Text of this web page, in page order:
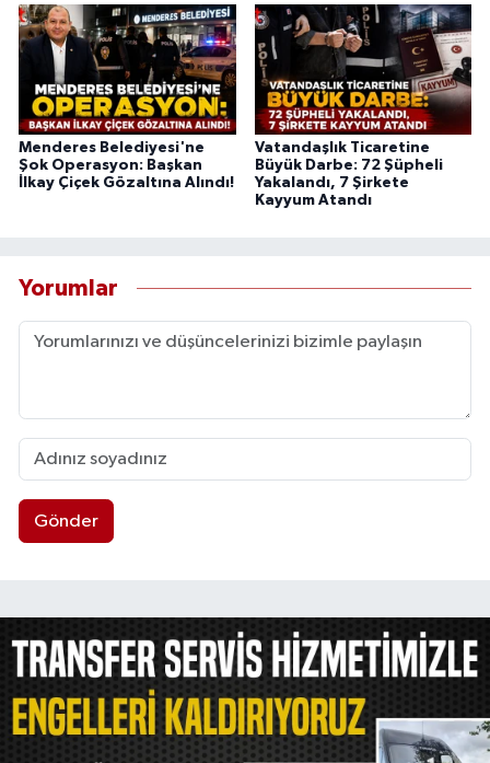
Menderes Belediyesi'ne
Şok Operasyon: Başkan
İlkay Çiçek Gözaltına Alındı!
Vatandaşlık Ticaretine
Büyük Darbe: 72 Şüpheli
Yakalandı, 7 Şirkete
Kayyum Atandı
Yorumlar
Gönder